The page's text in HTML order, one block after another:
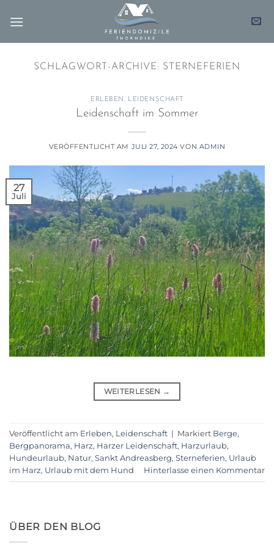
Inhalt
SCHLAGWORT-ARCHIVE: STERNEFERIEN
ERLEBEN , LEIDENSCHAFT
Leidenschaft im Sommer
VERÖFFENTLICHT AM JULI 27, 2024 VON ADMIN
27
Juli
WEITERLESEN →
Veröffentlicht am Erleben, Leidenschaft | Markiert Berge,
Bergpanorama, Harz, Harzer Leidenschaft, Harzurlaub,
Hundeurlaub, Natur, Sankt Andreasberg, Sterneferien, Urlaub
im Harz, Urlaub mit dem Hund Hinterlasse einen Kommentar
ÜBER DEN BLOG